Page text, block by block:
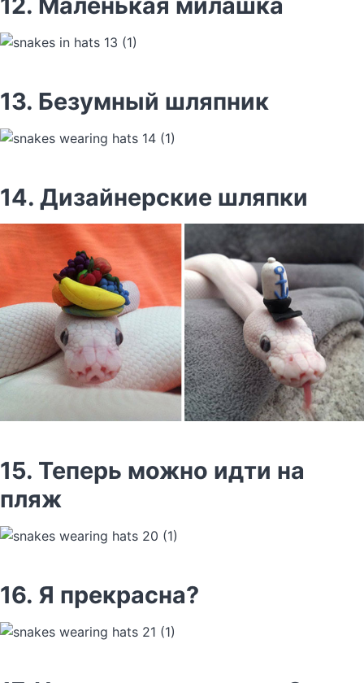
13. Безумный шляпник
14. Дизайнерские шляпки
15. Теперь можно идти на
пляж
16. Я прекрасна?